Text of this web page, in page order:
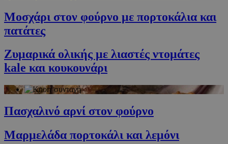
Μοσχάρι στον φούρνο με πορτοκάλια και
πατάτες
Ζυμαρικά ολικής με λιαστές ντομάτες
kale και κουκουνάρι
Πασχαλινό αρνί στον φούρνο
Μαρμελάδα πορτοκάλι και λεμόνι